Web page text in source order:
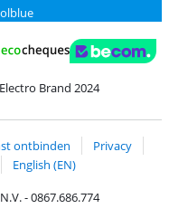
PayPal
Brand 2024
ontbinden
Privacy
English (EN)
- 0867.686.774